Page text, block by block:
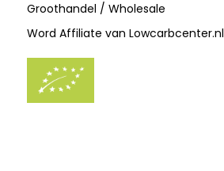
Groothandel / Wholesale
Word Affiliate van Lowcarbcenter.nl